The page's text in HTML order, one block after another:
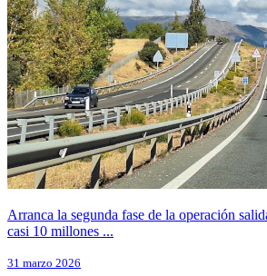
Arranca la segunda fase de la operación
casi 10 millones ...
31 marzo 2026